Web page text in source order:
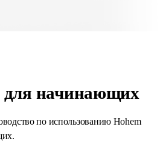
X3 SE
Руководство для
для начинающих
по использованию Hohem